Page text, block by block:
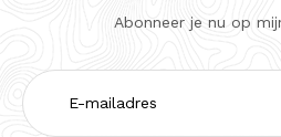
Abonneer je nu op
E-
mailadres